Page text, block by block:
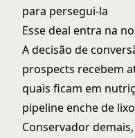
para persegui-la
Esse deal entra na
A decisão de
prospects recebem
quais ficam em
pipeline enche de
Conservador